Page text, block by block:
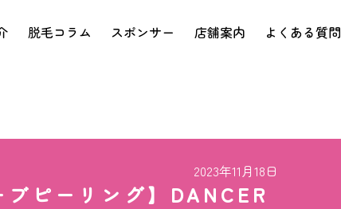
脱毛コラム スポンサー 店舗案内 よくある質問
2023年11月18日
ブピーリング】DANCER